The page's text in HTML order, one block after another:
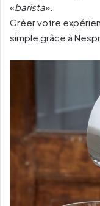
«barista».
Créer votre
simple grâce à